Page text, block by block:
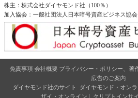
株主：株式会社ダイヤモンド社（100％）
加入協会：一般社団法人日本暗号資産ビジネス協会
免責事項 会社概要 プライバシー・ポリシー、著
広告のご案内
ダイヤモンド社のサイト
ダイヤモンド・オン